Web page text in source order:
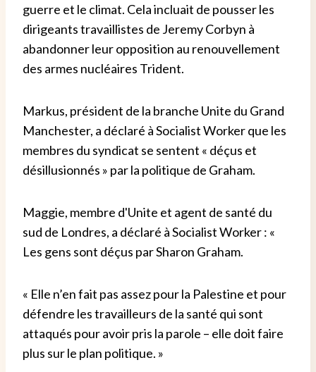
guerre et le climat. Cela incluait de pousser les
dirigeants travaillistes de Jeremy Corbyn à
abandonner leur opposition au renouvellement
des armes nucléaires Trident.
Markus, président de la branche Unite du Grand
Manchester, a déclaré à Socialist Worker que les
membres du syndicat se sentent « déçus et
désillusionnés » par la politique de Graham.
Maggie, membre d'Unite et agent de santé du
sud de Londres, a déclaré à Socialist Worker : «
Les gens sont déçus par Sharon Graham.
« Elle n’en fait pas assez pour la Palestine et pour
défendre les travailleurs de la santé qui sont
attaqués pour avoir pris la parole – elle doit faire
plus sur le plan politique. »